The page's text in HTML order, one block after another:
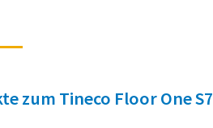
zum Tineco Floor One